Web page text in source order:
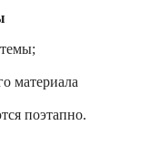
материала
поэтапно.